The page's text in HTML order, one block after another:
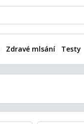
Zdravé mlsání Testy